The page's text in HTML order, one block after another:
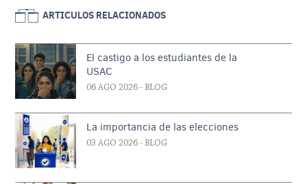
ARTICULOS RELACIONADOS
El castigo a los estudiantes de la
USAC
06 AGO 2026 - BLOG
La importancia de las elecciones
03 AGO 2026 - BLOG